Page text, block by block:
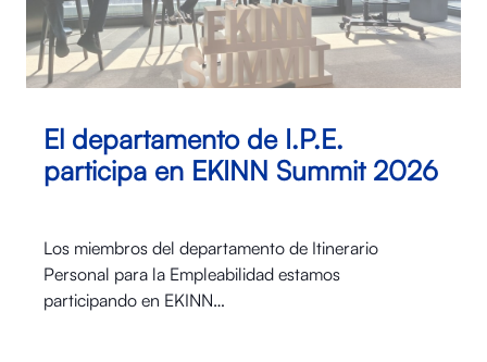
El departamento de I.P.E.
participa en EKINN Summit 2026
Los miembros del departamento de Itinerario
Personal para la Empleabilidad estamos
participando en EKINN…